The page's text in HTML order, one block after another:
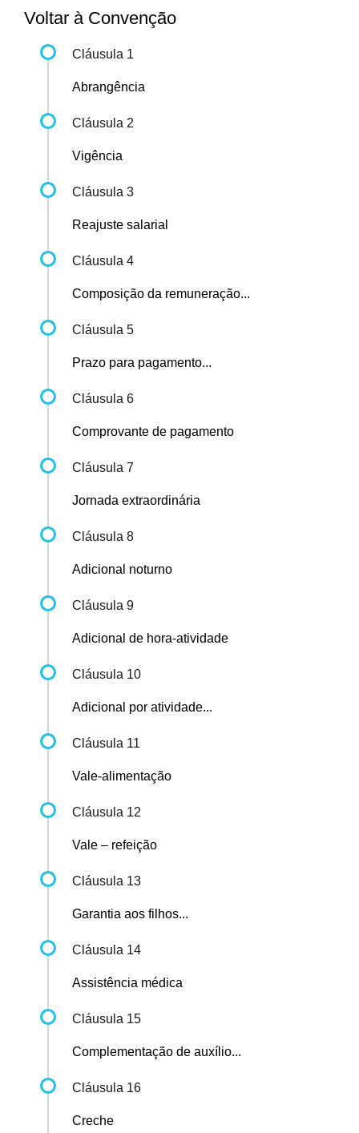
Voltar à Convenção
Cláusula 1
Abrangência
Cláusula 2
Vigência
Cláusula 3
Reajuste salarial
Cláusula 4
Composição da remuneração...
Cláusula 5
Prazo para pagamento...
Cláusula 6
Comprovante de pagamento
Cláusula 7
Jornada extraordinária
Cláusula 8
Adicional noturno
Cláusula 9
Adicional de hora-atividade
Cláusula 10
Adicional por atividade...
Cláusula 11
Vale-alimentação
Cláusula 12
Vale – refeição
Cláusula 13
Garantia aos filhos...
Cláusula 14
Assistência médica
Cláusula 15
Complementação de auxílio...
Cláusula 16
Creche